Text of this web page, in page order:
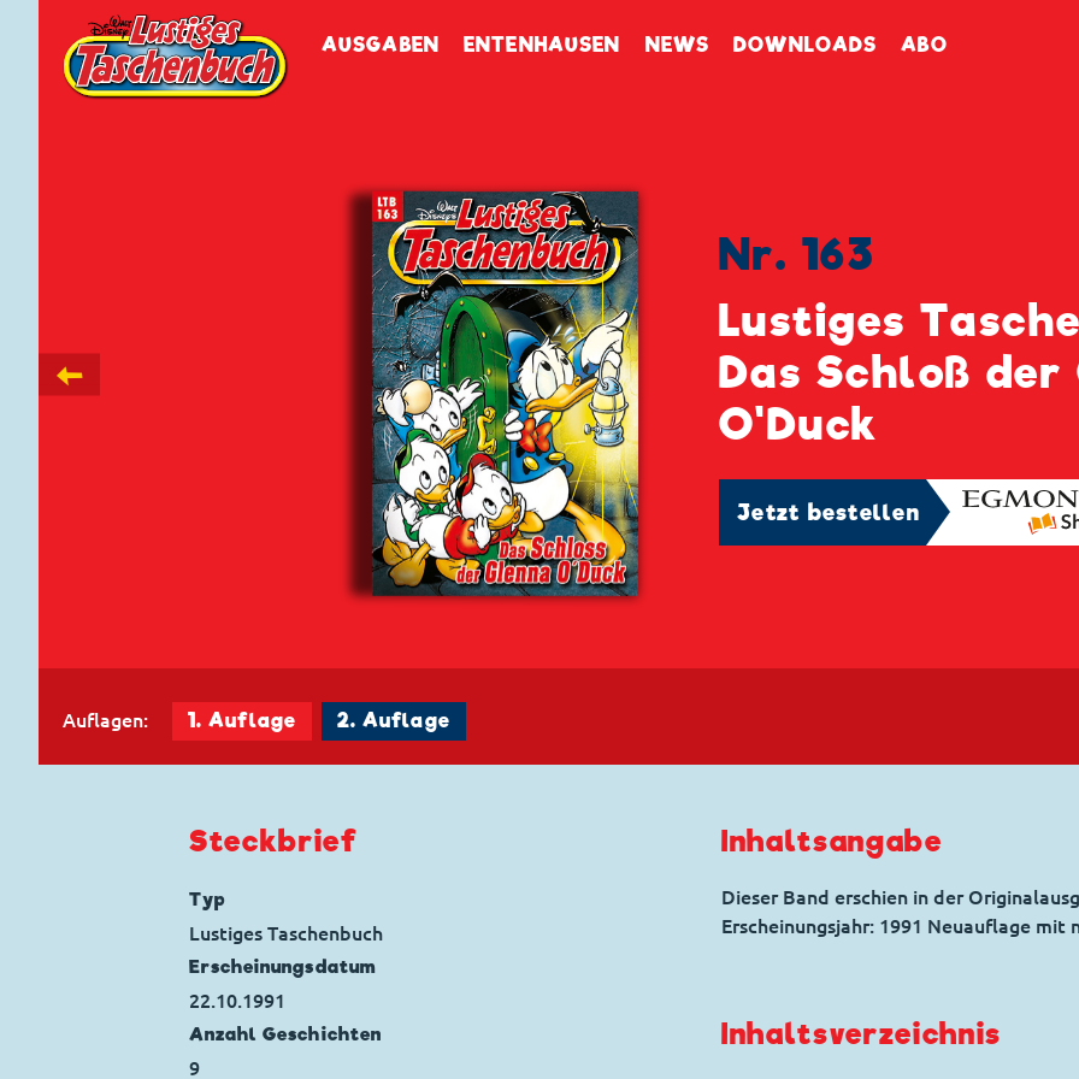
AUSGABEN ENTENHAUSEN NEWS DOWNLOADS ABO
←
Nr. 163
Lustiges
Das Schloß der
O'Duck
Jetzt bestellen
Auflagen: 1. Auflage 2. Auflage
Inhaltsangabe
Dieser Band erschien in der
Erscheinungsjahr: 1991 Neuauflage mit
Inhaltsverzeichnis
Steckbrief
Typ
Lustiges Taschenbuch
Erscheinungs­datum
22.10.1991
Anzahl Geschichten
9